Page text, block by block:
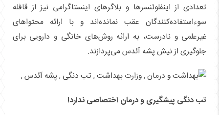
تعدادی از اینفلوئنسرها و بلاگرهای اینستاگرامی نیز از قافله
سوءاستفاده‌کنندگان عقب نمانده‌اند و با ارائه محتواهای
غیرعلمی و نادرست، به ارائه‌‌ روش‌های خانگی و دارویی برای
جلوگیری از نیش پشه آئدس می‌پردازند.
تب دنگی پیشگیری و درمان اختصاصی ندارد!